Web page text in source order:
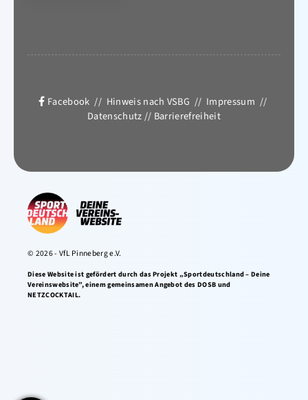
Facebook // Hinweis nach VSBG // Impressum //
Datenschutz// Barrierefreiheit
© 2026 - VfL Pinneberg e.V.
Diese Website ist gefördert durch das Projekt „Sportdeutschland – Deine
Vereinswebsite”, einem gemeinsamen Angebot des DOSB und
NETZCOCKTAIL.